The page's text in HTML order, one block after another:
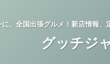
、全国出張グルメ！新店情報
グッチジ